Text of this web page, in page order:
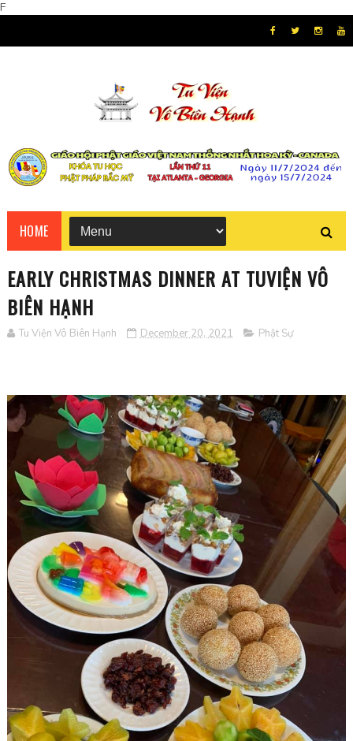
F
HOME
EARLY CHRISTMAS DINNER AT TUVIỆN VÔ
BIÊN HẠNH
Tu Viện Vô Biên Hạnh December 20, 2021 Phật Sự